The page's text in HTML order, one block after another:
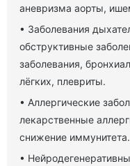
аневризма аорты,
• Заболевания
обструктивные
заболевания,
лёгких, плевриты.
• Аллергические
лекарственные
снижение иммунитета.
•